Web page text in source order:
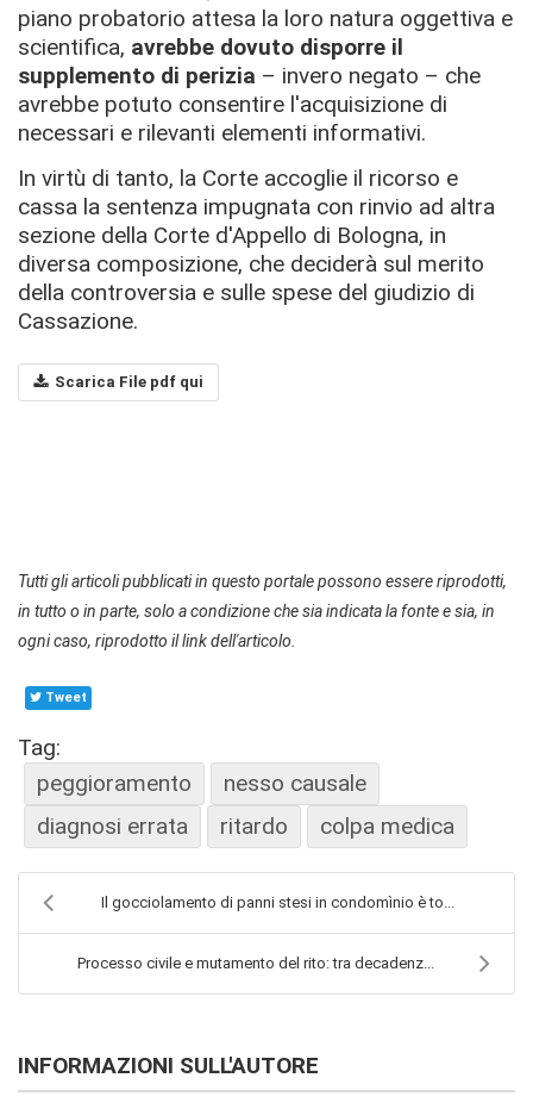
piano probatorio attesa la loro natura oggettiva e
scientifica, avrebbe dovuto disporre il
supplemento di perizia – invero negato – che
avrebbe potuto consentire l'acquisizione di
necessari e rilevanti elementi informativi.
In virtù di tanto, la Corte accoglie il ricorso e
cassa la sentenza impugnata con rinvio ad altra
sezione della Corte d'Appello di Bologna, in
diversa composizione, che deciderà sul merito
della controversia e sulle spese del giudizio di
Cassazione.
Scarica File pdf qui
Tutti gli articoli pubblicati in questo portale possono essere riprodotti,
in tutto o in parte, solo a condizione che sia indicata la fonte e sia, in
ogni caso, riprodotto il link dell'articolo.
Tweet
Tag:
peggioramento
nesso causale
diagnosi errata
ritardo colpa medica
Il gocciolamento di panni stesi in condomìnio è to...
Processo civile e mutamento del rito: tra decadenz...
INFORMAZIONI SULL'AUTORE